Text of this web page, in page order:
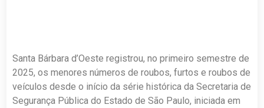
Santa Bárbara d’Oeste registrou, no primeiro semestre de
2025, os menores números de roubos, furtos e roubos de
veículos desde o início da série histórica da Secretaria de
Segurança Pública do Estado de São Paulo, iniciada em